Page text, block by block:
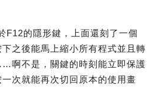
F12的隱形鍵，上面還刻了一個
之後能馬上縮小所有程式並且轉
啊不是，關鍵的時刻能立即保護
次就能再次切回原本的使用畫